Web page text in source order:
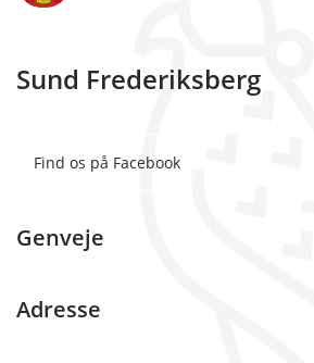
Sund Frederiksberg
Find os på Facebook
Genveje
Adresse